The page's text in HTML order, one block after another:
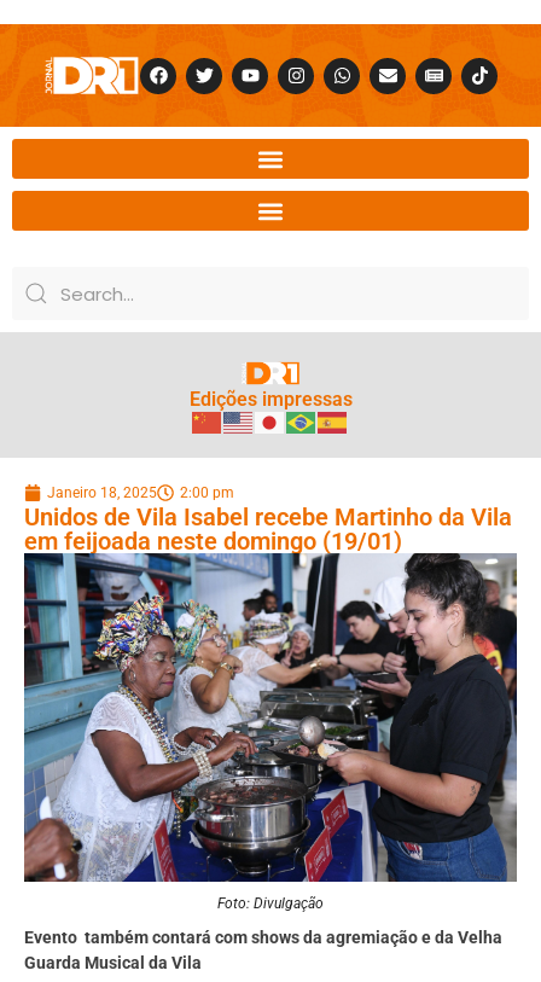
Edições impressas
Janeiro 18, 2025 2:00 pm
Unidos de Vila Isabel recebe Martinho da Vila
em feijoada neste domingo (19/01)
Foto: Divulgação
Evento também contará com shows da agremiação e da Velha
Guarda Musical da Vila